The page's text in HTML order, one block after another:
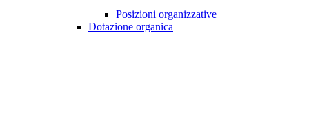
Posizioni organizzative
Dotazione organica